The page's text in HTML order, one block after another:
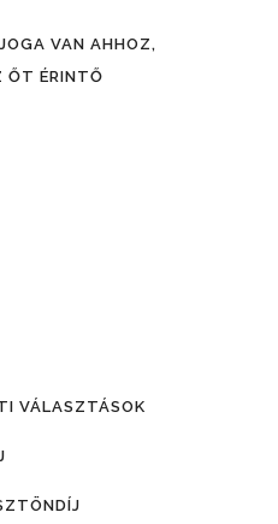
VAN AHHOZ,
ŐT ÉRINTŐ
VÁLASZTÁSOK